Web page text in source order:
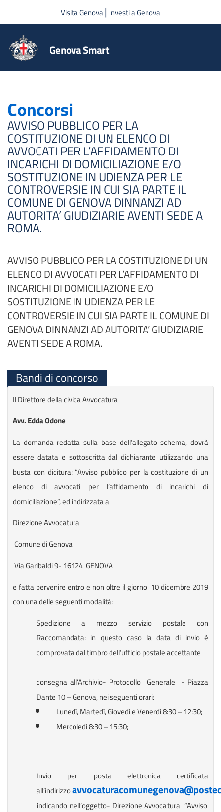
Salta al contenuto principale
Visita Genova| Investi a Genova
Genova Smart
Concorsi
AVVISO PUBBLICO PER LA
COSTITUZIONE DI UN ELENCO DI
AVVOCATI PER L’AFFIDAMENTO DI
INCARICHI DI DOMICILIAZIONE E/O
SOSTITUZIONE IN UDIENZA PER LE
CONTROVERSIE IN CUI SIA PARTE IL
COMUNE DI GENOVA DINNANZI AD
AUTORITA’ GIUDIZIARIE AVENTI SEDE A
ROMA.
AVVISO PUBBLICO PER LA COSTITUZIONE DI UN
ELENCO DI AVVOCATI PER L’AFFIDAMENTO DI
INCARICHI DI DOMICILIAZIONE E/O
SOSTITUZIONE IN UDIENZA PER LE
CONTROVERSIE IN CUI SIA PARTE IL COMUNE DI
GENOVA DINNANZI AD AUTORITA’ GIUDIZIARIE
AVENTI SEDE A ROMA.
Bandi di concorso
Il Direttore della civica Avvocatura
Avv. Edda Odone
La domanda redatta sulla base dell’allegato schema, dovrà
essere datata e sottoscritta dal dichiarante utilizzando una
busta con dicitura: “Avviso pubblico per la costituzione di un
elenco di avvocati per l’affidamento di incarichi di
domiciliazione”, ed indirizzata a:
Direzione Avvocatura
Comune di Genova
Via Garibaldi 9- 16124 GENOVA
e fatta pervenire entro e non oltre il giorno 10 dicembre 2019
con una delle seguenti modalità:
Spedizione a mezzo servizio postale con
Raccomandata: in questo caso la data di invio è
comprovata dal timbro dell’ufficio postale accettante
consegna all’Archivio- Protocollo Generale - Piazza
Dante 10 – Genova, nei seguenti orari:
Lunedì, Martedì, Giovedì e Venerdì 8:30 – 12:30;
Mercoledì 8:30 – 15:30;
Invio per posta elettronica certificata
all’indirizzo
indicando nell’oggetto- Direzione Avvocatura “Avviso